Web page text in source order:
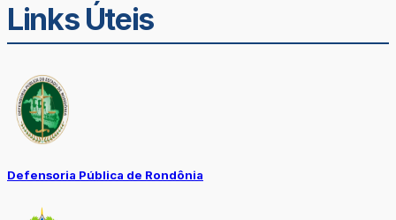
Links Úteis
Defensoria Pública de Rondônia